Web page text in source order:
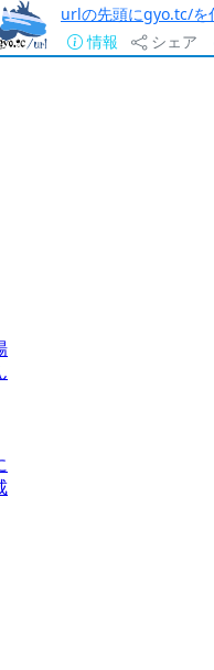
urlの先頭にgyo.tc/を
情報
シェア